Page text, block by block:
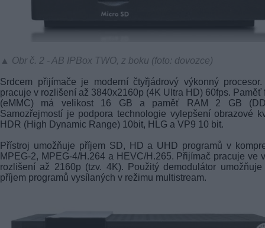
▲ Obr č. 2 - AB IPBox TWO, z boku (foto: dovozce)
Srdcem přijímače je moderní čtyřjádrový výkonný
pracuje v rozlišení až 3840x2160p (4K Ultra HD) 60fps. Paměť
(eMMC) má velikost 16 GB a paměť RAM 2 GB
Samozřejmostí je podpora technologie vylepšení obrazové
HDR (High Dynamic Range) 10bit, HLG a VP9 10 bit.
Přístroj umožňuje příjem SD, HD a UHD programů v
MPEG-2, MPEG-4/H.264 a HEVC/H.265. Přijímač pracuje ve
rozlišení až 2160p (tzv. 4K). Použitý demodulátor umožňuje
příjem programů vysílaných v režimu multistream.